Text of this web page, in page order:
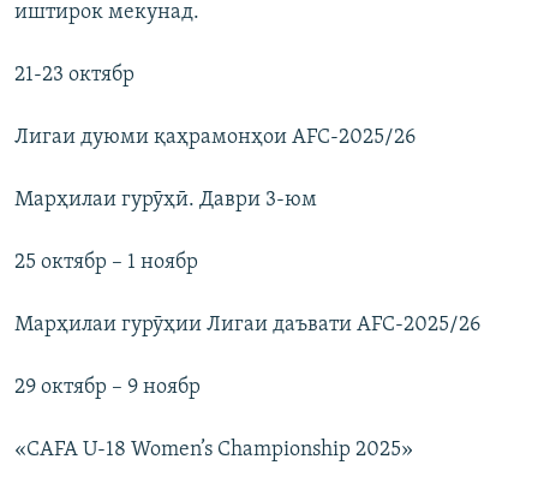
иштирок мекунад.
21-23 октябр
Лигаи дуюми қаҳрамонҳои AFC-2025/26
Марҳилаи гурӯҳӣ. Даври 3-юм
25 октябр – 1 ноябр
Марҳилаи гурӯҳии Лигаи даъвати AFC-2025/26
29 октябр – 9 ноябр
«CAFA U-18 Women’s Championship 2025»